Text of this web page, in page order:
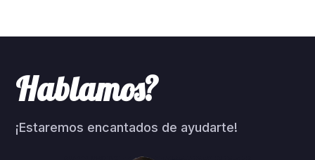
Hablamos?
¡Estaremos encantados de ayudarte!